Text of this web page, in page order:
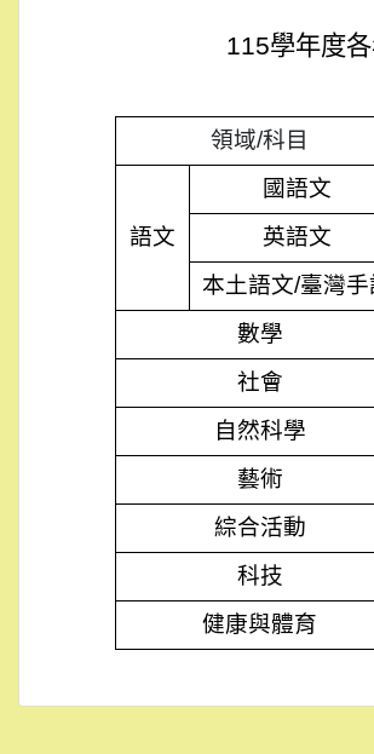
115學年度
領域/科目
語文
國語文
英語文
本土語文/臺灣手
數學
社會
自然科學
藝術
綜合活動
科技
健康與體育